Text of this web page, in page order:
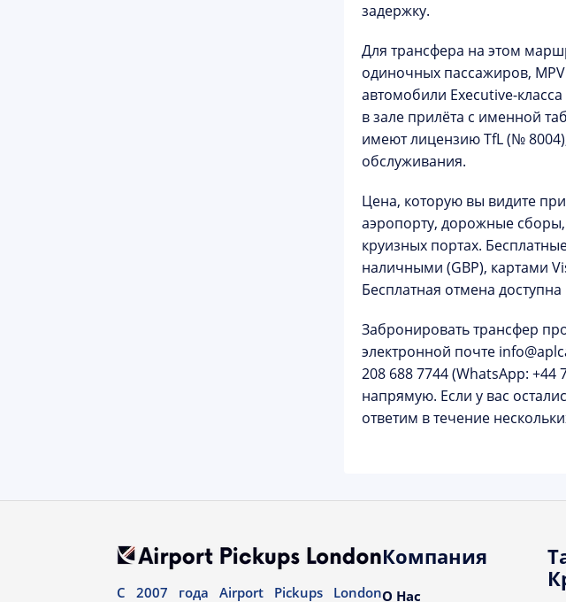
задержку.
Для трансфера на этом
одиночных пассажиров,
автомобили Executive-класса
в зале прилёта с именной
имеют лицензию TfL (№
обслуживания.
Цена, которую вы видите
аэропорту, дорожные
круизных портах.
наличными (GBP), картами
Бесплатная отмена
Забронировать трансфер
электронной почте
208 688 7744(WhatsApp: +44
напрямую. Если у вас
ответим в течение
С 2007 года Airport Pickups London
Компания
О Нас